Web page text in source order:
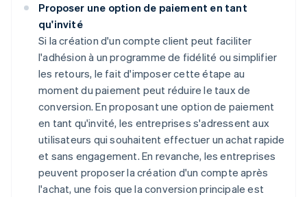
Proposer une option de paiement en tant
qu'invité
Si la création d'un compte client peut faciliter
l'adhésion à un programme de fidélité ou simplifier
les retours, le fait d'imposer cette étape au
moment du paiement peut réduire le taux de
conversion. En proposant une option de paiement
en tant qu'invité, les entreprises s'adressent aux
utilisateurs qui souhaitent effectuer un achat rapide
et sans engagement. En revanche, les entreprises
peuvent proposer la création d'un compte après
l'achat, une fois que la conversion principale est